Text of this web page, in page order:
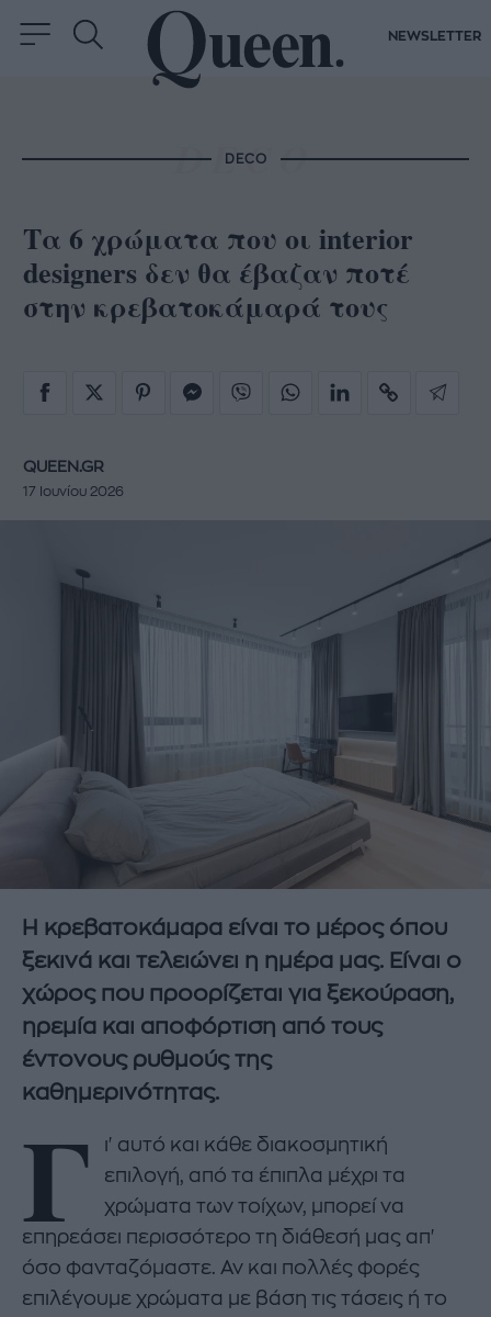
NEWSLETTER
DECO
Τα 6 χρώματα που οι interior
designers δεν θα έβαζαν ποτέ
στην κρεβατοκάμαρά τους
QUEEN.GR
17 Ιουνίου 2026
Η κρεβατοκάμαρα είναι το μέρος όπου
ξεκινά και τελειώνει η ημέρα μας. Είναι ο
χώρος που προορίζεται για ξεκούραση,
ηρεμία και αποφόρτιση από τους
έντονους ρυθμούς της
καθημερινότητας.
Γ
ι' αυτό και κάθε διακοσμητική
επιλογή, από τα έπιπλα μέχρι τα
χρώματα των τοίχων, μπορεί να
επηρεάσει περισσότερο τη διάθεσή μας απ'
όσο φανταζόμαστε. Αν και πολλές φορές
επιλέγουμε χρώματα με βάση τις τάσεις ή το